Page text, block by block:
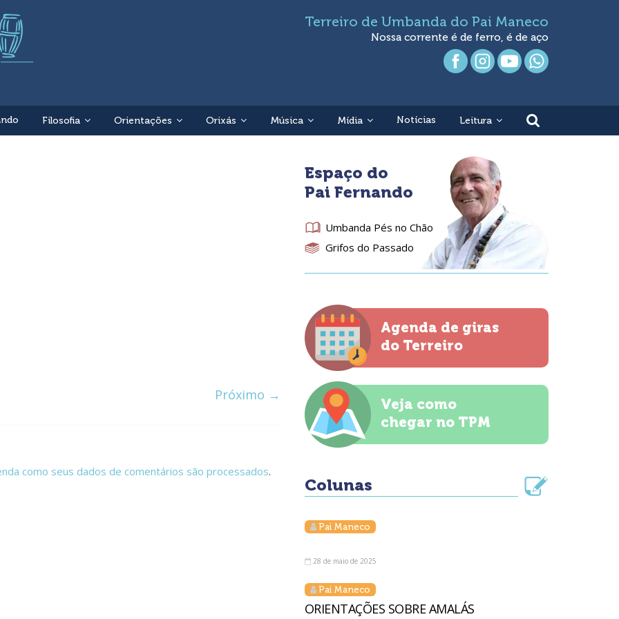
Terreiro de Umbanda do Pai Maneco
Nossa corrente é de ferro, é de aço
Filosofia Orientações Orixás Música Mídia Notícias Leitura
Próximo →
como seus dados de comentários são processados.
Espaço do
Pai Fernando
Umbanda Pés no Chão
Grifos do Passado
Agenda de giras
do Terreiro
Veja como
chegar no TPM
Colunas
Pai Maneco
28 de maio de 2025
Pai Maneco
ORIENTAÇÕES SOBRE AMALÁS